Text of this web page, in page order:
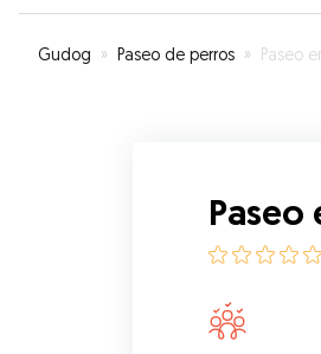
Gudog » Paseo de perros » Paseo
Paseo